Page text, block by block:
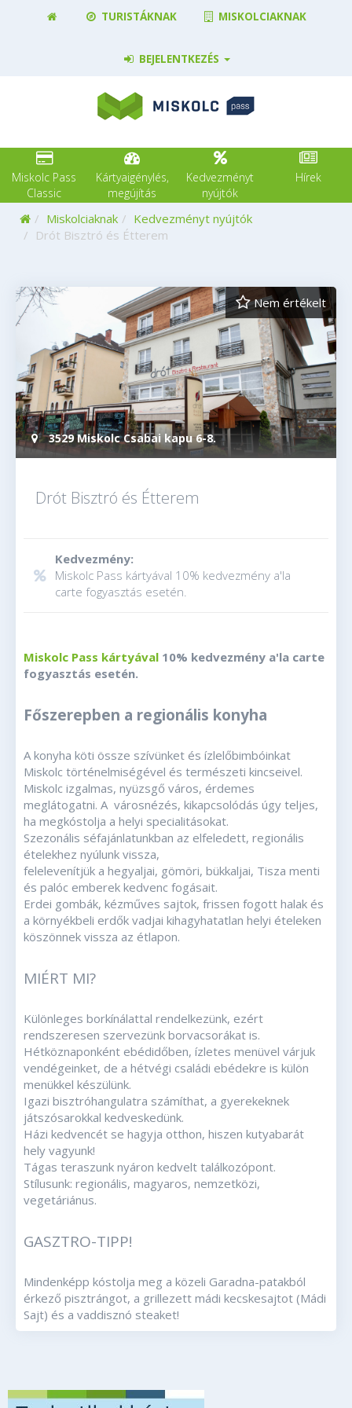
TURISTÁKNAK MISKOLCIAKNAK
BEJELENTKEZÉS
Miskolc Pass
Classic
Kártyaigénylés,
megújítás
Kedvezményt
nyújtók
Hírek
Kezdőoldal
Miskolciaknak
Kedvezményt nyújtók
Drót Bisztró és Étterem
3529 Miskolc Csabai kapu 6-8.
Nem értékelt
Drót Bisztró és Étterem
Kedvezmény:
Miskolc Pass kártyával 10% kedvezmény a'la
carte fogyasztás esetén.
Miskolc Pass kártyával 10% kedvezmény a'la carte
fogyasztás esetén.
Főszerepben a regionális konyha
A konyha köti össze szívünket és ízlelőbimbóinkat
Miskolc történelmiségével és természeti kincseivel.
Miskolc izgalmas, nyüzsgő város, érdemes
meglátogatni. A városnézés, kikapcsolódás úgy teljes,
ha megkóstolja a helyi specialitásokat.
Szezonális séfajánlatunkban az elfeledett, regionális
ételekhez nyúlunk vissza,
felelevenítjük a hegyaljai, gömöri, bükkaljai, Tisza menti
és palóc emberek kedvenc fogásait.
Erdei gombák, kézműves sajtok, frissen fogott halak és
a környékbeli erdők vadjai kihagyhatatlan helyi ételeken
köszönnek vissza az étlapon.
MIÉRT MI?
Különleges borkínálattal rendelkezünk, ezért
rendszeresen szervezünk borvacsorákat is.
Hétköznaponként ebédidőben, ízletes menüvel várjuk
vendégeinket, de a hétvégi családi ebédekre is külön
menükkel készülünk.
Igazi bisztróhangulatra számíthat, a gyerekeknek
játszósarokkal kedveskedünk.
Házi kedvencét se hagyja otthon, hiszen kutyabarát
hely vagyunk!
Tágas teraszunk nyáron kedvelt találkozópont.
Stílusunk: regionális, magyaros, nemzetközi,
vegetáriánus.
GASZTRO-TIPP!
Mindenképp kóstolja meg a közeli Garadna-patakból
érkező pisztrángot, a grillezett mádi kecskesajtot (Mádi
Sajt) és a vaddisznó steaket!